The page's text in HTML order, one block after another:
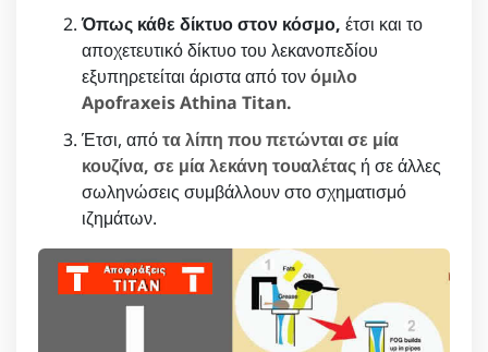
Όπως κάθε δίκτυο στον κόσμο, έτσι και το
αποχετευτικό δίκτυο του λεκανοπεδίου
εξυπηρετείται άριστα από τονόμιλο
Apofraxeis Athina Titan.
Έτσι, απότα λίπη που πετώνται σε μία
κουζίνα, σε μία λεκάνη τουαλέτας ή σε άλλες
σωληνώσεις συμβάλλουν στο σχηματισμό
ιζημάτων.